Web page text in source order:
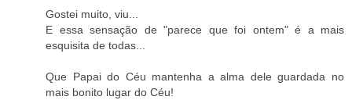
Gostei muito, viu...
E essa sensação de "parece que foi ontem" é a mais
esquisita de todas...
Que Papai do Céu mantenha a alma dele guardada no
mais bonito lugar do Céu!